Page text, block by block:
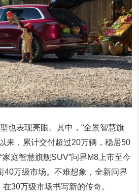
也表现亮眼。其中，“全景智慧旗
来，累计交付超过20万辆，稳居50
庭智慧旗舰SUV”问界M8上市至今
40万级市场。不难想象，全新问界
30万级市场书写新的传奇。